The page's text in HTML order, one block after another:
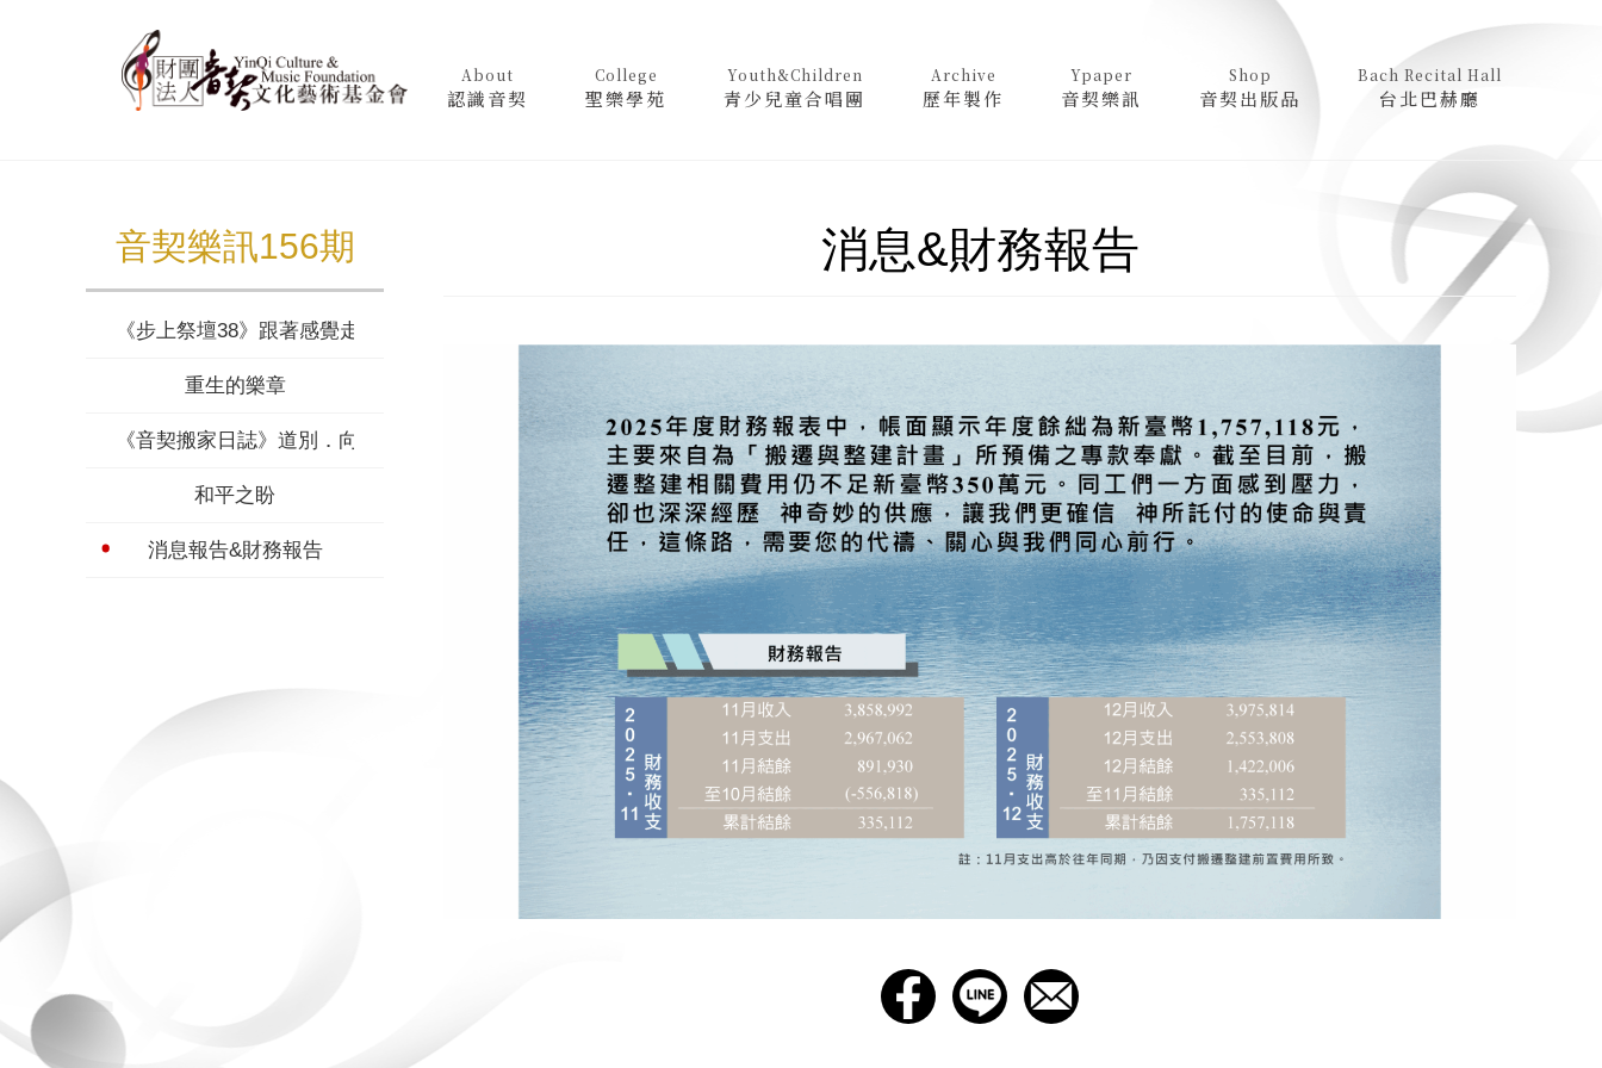
About
認識音契
College
聖樂學苑
Youth&Children
青少兒童合唱團
Archive
歷年製作
Ypaper
音契樂訊
Shop
音契出版品
Bach Recital Hall
台北巴赫廳
音契樂訊156期
《步上祭壇38》跟著感覺走 (下)
重生的樂章
《音契搬家日誌》道別．向前
和平之盼
消息報告&財務報告
消息&財務報告